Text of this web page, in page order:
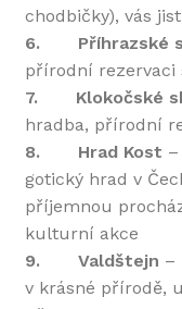
chodbičky), vás
6. Příhrazské
přírodní rezervaci
7. Klokočské
hradba, přírodní
8. Hrad Kost
gotický hrad v
příjemnou
kulturní akce
9. Valdštejn –
v krásné přírodě,